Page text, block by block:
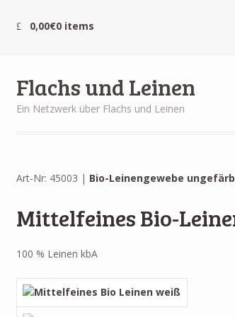
0,00€0 items
Flachs und Leinen
Ein Netzwerk über Flachs und Leinen
Art-Nr: 45003 | Bio-Leinengewebe
Mittelfeines Bio-
100 % Leinen kbA